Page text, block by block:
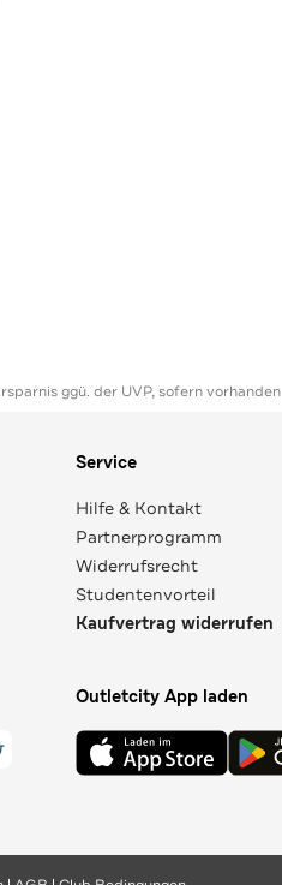
ggü. der UVP, sofern vorhanden
Service
Hilfe & Kontakt
Partnerprogramm
Widerrufsrecht
Studentenvorteil
Kaufvertrag widerrufen
Outletcity App laden